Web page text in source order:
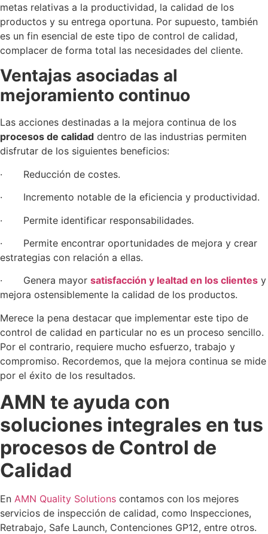
metas relativas a la productividad, la calidad de los
productos y su entrega oportuna. Por supuesto, también
es un fin esencial de este tipo de control de calidad,
complacer de forma total las necesidades del cliente.
Ventajas asociadas al
mejoramiento continuo
Las acciones destinadas a la mejora continua de los
procesos de calidad dentro de las industrias permiten
disfrutar de los siguientes beneficios:
· Reducción de costes.
· Incremento notable de la eficiencia y productividad.
· Permite identificar responsabilidades.
· Permite encontrar oportunidades de mejora y crear
estrategias con relación a ellas.
· Genera mayor satisfacción y lealtad en los clientes y
mejora ostensiblemente la calidad de los productos.
Merece la pena destacar que implementar este tipo de
control de calidad en particular no es un proceso sencillo.
Por el contrario, requiere mucho esfuerzo, trabajo y
compromiso. Recordemos, que la mejora continua se mide
por el éxito de los resultados.
AMN te ayuda con
soluciones integrales en tus
procesos de Control de
Calidad
En AMN Quality Solutions contamos con los mejores
servicios de inspección de calidad, como Inspecciones,
Retrabajo, Safe Launch, Contenciones GP12, entre otros.